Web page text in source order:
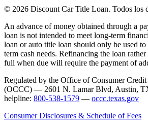
© 2026 Discount Car Title Loan. Todos los
An advance of money obtained through a
loan is not intended to meet long-term
loan or auto title loan should only be used
term cash needs. Refinancing the loan
full when due will require the payment of
Regulated by the Office of Consumer
(OCCC) — 2601 N. Lamar Blvd, Austin,
helpline: 800-538-1579 — occc.texas.gov
Consumer Disclosures & Schedule of Fees